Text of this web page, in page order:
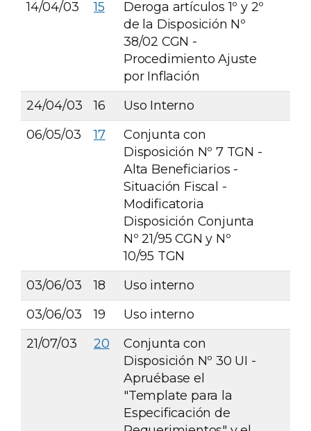
14/04/03 15
Deroga artículos 1º y 2º
de la Disposición Nº
38/02 CGN -
Procedimiento Ajuste
por Inflación
24/04/03
16
Uso Interno
06/05/03
17
Conjunta con
Disposición Nº 7 TGN -
Alta Beneficiarios -
Situación Fiscal -
Modificatoria
Disposición Conjunta
Nº 21/95 CGN y Nº
10/95 TGN
03/06/03
18
Uso interno
03/06/03
19
Uso interno
21/07/03
20
Conjunta con
Disposición Nº 30 UI -
Apruébase el
"Template para la
Especificación de